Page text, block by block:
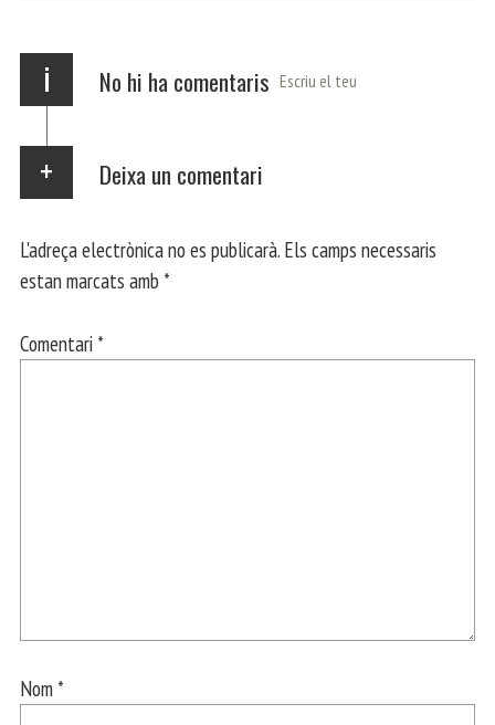
p m ei
i No hi ha comentaris Escriu el teu
Deixa un comentari
L'adreça electrònica no es publicarà. Els camps necessaris
estan marcats amb *
Comentari *
Nom *